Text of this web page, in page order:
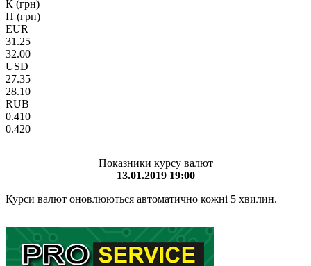
К (грн)
П (грн)
EUR
31.25
32.00
USD
27.35
28.10
RUB
0.410
0.420
Показники курсу валют
13.01.2019 19:00
Курси валют оновлюються автоматично кожні 5 хвилин.